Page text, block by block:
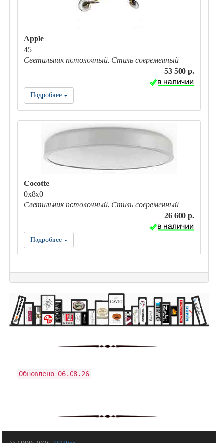
Apple
45
Светильник потолочный. Стиль современный
53 500 р.
Подробнее
Cocotte
0х8х0
Светильник потолочный. Стиль современный
26 600 р.
Подробнее
Обновлено 06.08.26